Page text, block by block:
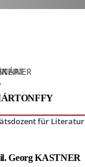
für Literatur
Georg KASTNER